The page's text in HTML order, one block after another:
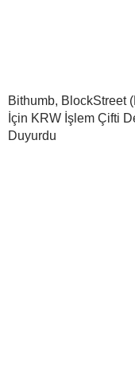
Bithumb, BlockStreet
İçin KRW İşlem Çifti
Duyurdu